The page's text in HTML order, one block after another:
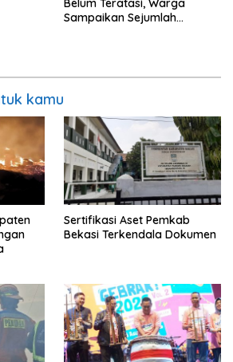
Belum Teratasi, Warga
Sampaikan Sejumlah
kamu
Sertifikasi Aset Pemkab
Bekasi Terkendala Dokumen